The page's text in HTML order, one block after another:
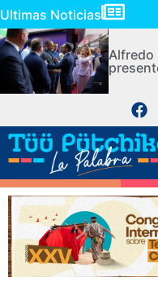
Ultimas Noticias
Alfredo